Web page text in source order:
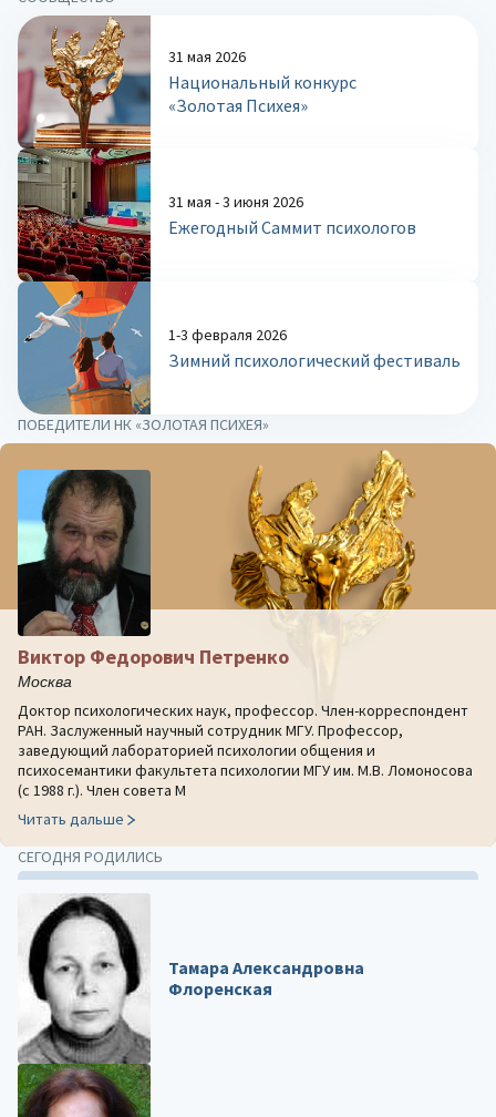
31 мая 2026
Национальный конкурс
«Золотая Психея»
31 мая - 3 июня 2026
Ежегодный Саммит психологов
1-3 февраля 2026
Зимний психологический фестиваль
ПОБЕДИТЕЛИ НК «ЗОЛОТАЯ ПСИХЕЯ»
Виктор Федорович Петренко
Москва
Доктор психологических наук, профессор. Член-корреспондент
РАН. Заслуженный научный сотрудник МГУ. Профессор,
заведующий лабораторией психологии общения и
психосемантики факультета психологии МГУ им. М.В. Ломоносова
(с 1988 г.). Член совета М
Читать дальше
СЕГОДНЯ РОДИЛИСЬ
Тамара Александровна
Флоренская